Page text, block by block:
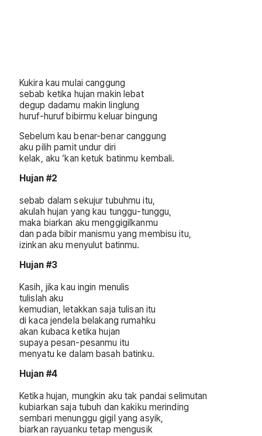
Kukira kau mulai canggung
sebab ketika hujan makin lebat
degup dadamu makin linglung
huruf-huruf bibirmu keluar bingung
Sebelum kau benar-benar canggung
aku pilih pamit undur diri
kelak, aku ‘kan ketuk batinmu kembali.
Hujan #2
sebab dalam sekujur tubuhmu itu,
akulah hujan yang kau tunggu-tunggu,
maka biarkan aku menggigilkanmu
dan pada bibir manismu yang membisu itu,
izinkan aku menyulut batinmu.
Hujan #3
Kasih, jika kau ingin menulis
tulislah aku
kemudian, letakkan saja tulisan itu
di kaca jendela belakang rumahku
akan kubaca ketika hujan
supaya pesan-pesanmu itu
menyatu ke dalam basah batinku.
Hujan #4
Ketika hujan, mungkin aku tak pandai selimutan
kubiarkan saja tubuh dan kakiku merinding
sembari menunggu gigil yang asyik,
biarkan rayuanku tetap mengusik